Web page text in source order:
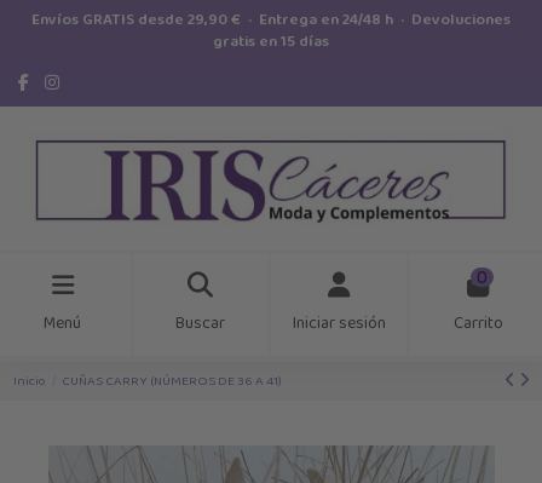
Envíos GRATIS desde 29,90 € · Entrega en 24/48 h · Devoluciones
gratis en 15 días
Menú Buscar Iniciar sesión
0
Carrito
Inicio CUÑAS CARRY (NÚMEROS DE 36 A 41)